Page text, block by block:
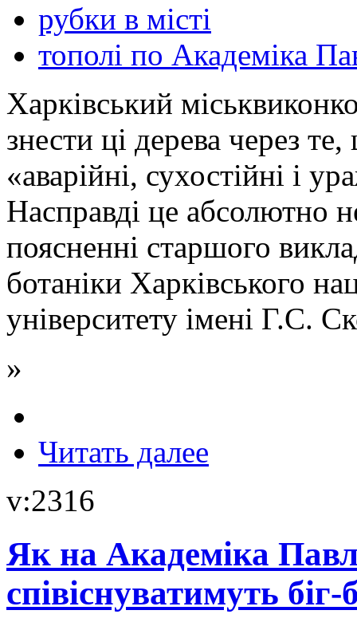
рубки в місті
тополі по Академіка
Харківський
знести ці дерева через
«аварійні, сухостійні і
Насправді це абсолютно
поясненні старшого
ботаніки Харківського
університету імені Г.С.
»
Читать далее
v:2316
Як на Академіка
співіснуватимуть біг-